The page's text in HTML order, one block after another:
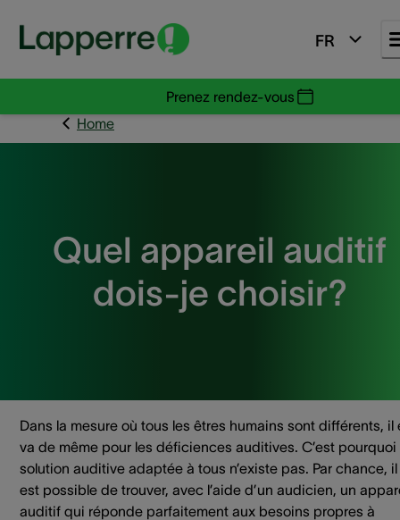
FR
Prenez rendez-vous
Home
Quel appareil auditif
dois-je choisir?
Dans la mesure où tous les êtres humains sont différents, il
va de même pour les déficiences auditives. C’est pourquoi
solution auditive adaptée à tous n’existe pas. Par chance, il
est possible de trouver, avec l’aide d’un audicien, un
auditif qui réponde parfaitement aux besoins propres à